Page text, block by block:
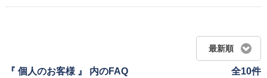
最新順
『 個人のお客様 』 内のFAQ 全10件